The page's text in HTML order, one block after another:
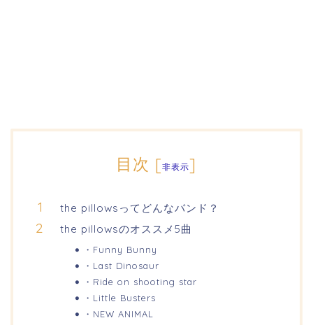
目次 [非表示]
the pillowsってどんなバンド？
the pillowsのオススメ5曲
・Funny Bunny
・Last Dinosaur
・Ride on shooting star
・Little Busters
・NEW ANIMAL